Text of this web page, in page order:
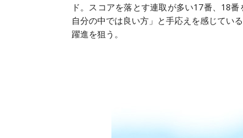
ド。スコアを落とす連取が多い17番、18
自分の中では良い方」と手応えを感じてい
躍進を狙う。